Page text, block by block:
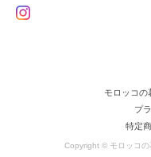
モロッコの
プ
特定
Copyright © モロッコの